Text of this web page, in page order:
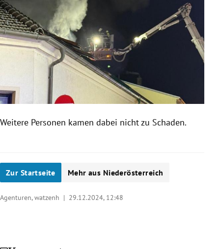
Weitere Personen kamen dabei nicht zu Schaden.
Zur Startseite Mehr aus Niederösterreich
Agenturen, watzenh | 29.12.2024, 12:48